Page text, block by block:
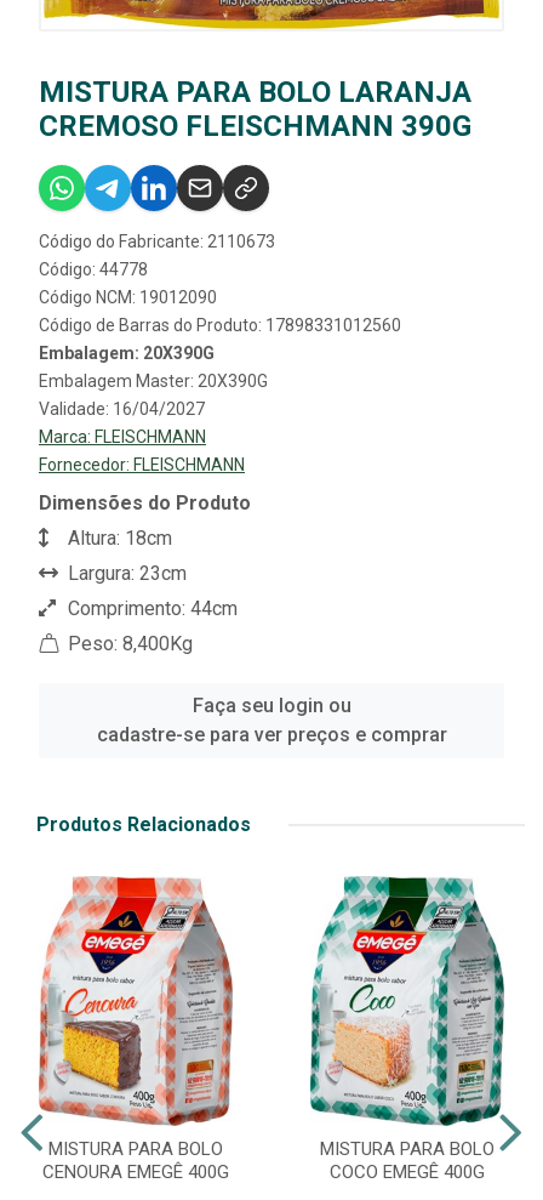
MISTURA PARA BOLO LARANJA
CREMOSO FLEISCHMANN 390G
Código do Fabricante: 2110673
Código: 44778
Código NCM: 19012090
Código de Barras do Produto: 17898331012560
Embalagem: 20X390G
Embalagem Master: 20X390G
Validade: 16/04/2027
Marca: FLEISCHMANN
Fornecedor: FLEISCHMANN
Dimensões do Produto
Altura: 18cm
Largura: 23cm
Comprimento: 44cm
Peso: 8,400Kg
Faça seu login ou
cadastre-se para ver preços e comprar
Produtos Relacionados
MISTURA PARA BOLO
CENOURA EMEGÊ 400G
MISTURA PARA BOLO
COCO EMEGÊ 400G